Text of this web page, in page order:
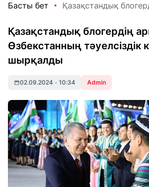
Басты бет Қазақстандық
Қазақстандық блогердің
Өзбекстанның тәуелсіздік
шырқалды
02.09.2024 • 10:34 Admin